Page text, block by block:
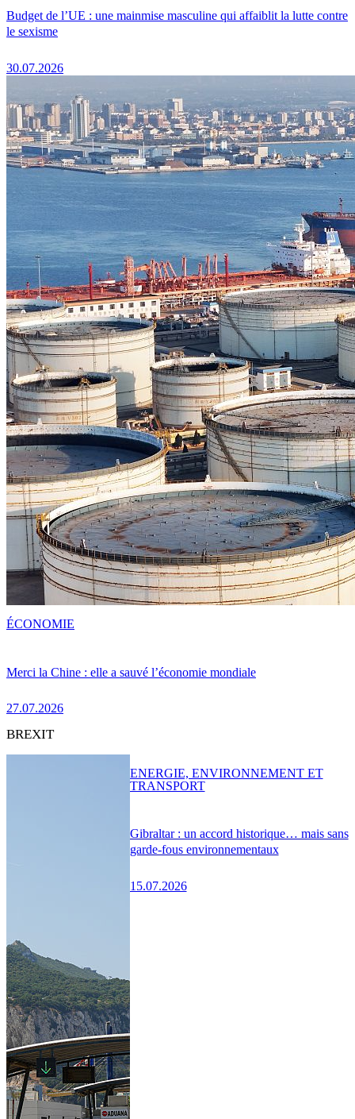
Budget de l’UE : une mainmise masculine qui affaiblit la lutte contre
le sexisme
30.07.2026
Merci la Chine : elle a sauvé l’économie mondiale
27.07.2026
ÉCONOMIE
BREXIT
Gibraltar : un accord historique… mais sans
garde-fous environnementaux
15.07.2026
ENERGIE, ENVIRONNEMENT ET
TRANSPORT